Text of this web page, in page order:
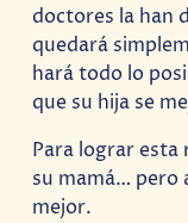
doctores la han
quedará
hará todo lo
que su hija se
Para lograr esta
su mamá… pero
mejor.